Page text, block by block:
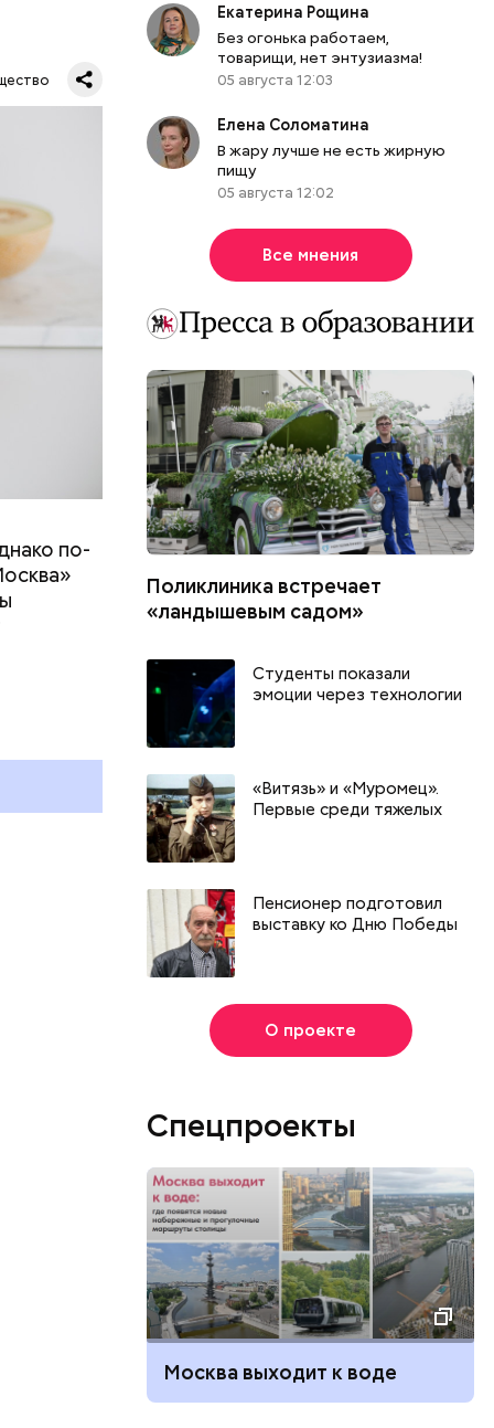
День качания на качелях и
День шампанского: какие
праздники отмечают в России
и мире 4 августа
Всемирный
и мире 8
по-
Екатерина Рощина
Без огонька работаем,
товарищи, нет энтузиазма!
05 августа 12:03
Елена Соломатина
В жару лучше не есть жирную
пищу
05 августа 12:02
Все мнения
Поликлиника встречает
«ландышевым садом»
Студенты показали
эмоции через технологии
«Витязь» и «Муромец».
Первые среди тяжелых
Пенсионер подготовил
выставку ко Дню Победы
О проекте
Спецпроекты
Москва выходит к воде